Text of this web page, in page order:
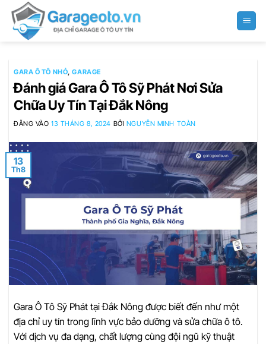
qua
GARA Ô TÔ NHỎ,GARAGE
Đánh giá Gara Ô Tô Sỹ Phát Nơi Sửa
Chữa Uy Tín Tại Đắk Nông
ĐĂNG VÀO13 THÁNG 8, 2024 BỞI NGUYỄN MINH TOÀN
13
Th8
Gara Ô Tô Sỹ Phát tại Đắk Nông được biết đến như một
địa chỉ uy tín trong lĩnh vực bảo dưỡng và sửa chữa ô tô.
Với dịch vụ đa dạng, chất lượng cùng đội ngũ kỹ thuật